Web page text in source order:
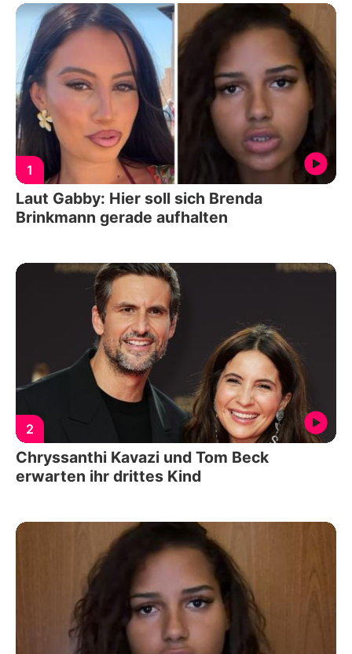
1
Laut Gabby: Hier soll sich Brenda
Brinkmann gerade aufhalten
2
Chryssanthi Kavazi und Tom Beck
erwarten ihr drittes Kind